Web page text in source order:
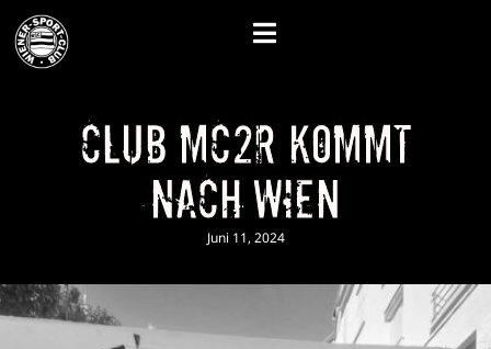
CLUB MC2R kommt
nach Wien
Juni 11, 2024